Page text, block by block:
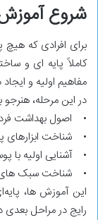
شروع
برای افرادی که هیچ
کاملاً پایه ‌ای و
مفاهیم اولیه و
در این مرحله، هنرجو
• اصول بهداشت
• شناخت ابزارهای
• آشنایی اولیه با
• شناخت سبک
این آموزش‌ ها،
رایج در مراحل بعدی